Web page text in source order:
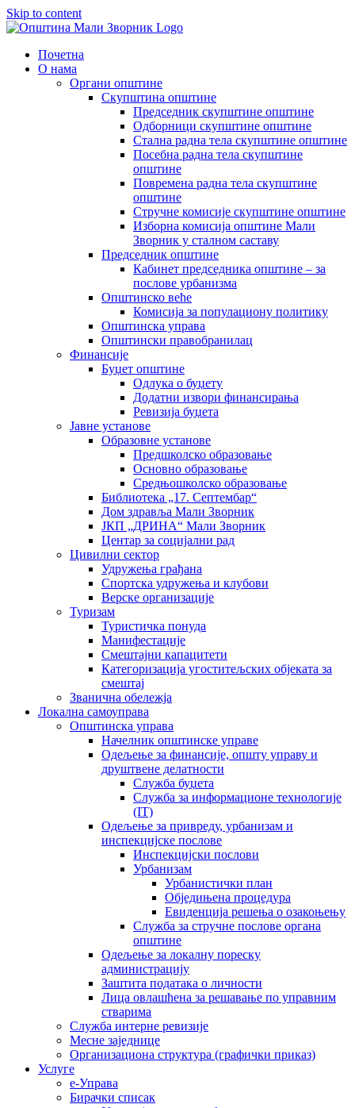
Skip to content
Почетна
О нама
Органи општине
Скупштина општине
Председник скупштине општине
Одборници скупштине општине
Стална радна тела скупштине општине
Посебна радна тела скупштине
општине
Повремена радна тела скупштине
општине
Стручне комисије скупштине општине
Изборна комисија општине Мали
Зворник у сталном саставу
Председник општине
Кабинет председника општине – за
послове урбанизма
Општинско веће
Комисија за популациону политику
Општинска управа
Општински правобранилац
Финансије
Буџет општине
Одлука о буџету
Додатни извори финансирања
Ревизија буџета
Јавне установе
Образовне установе
Предшколско образовање
Основно образовање
Средњошколско образовање
Библиотека „17. Септембар“
Дом здравља Мали Зворник
ЈКП „ДРИНА“ Мали Зворник
Центар за социјални рад
Цивилни сектор
Удружења грађана
Спортска удружења и клубови
Верске организације
Туризам
Туристичка понуда
Манифестације
Смештајни капацитети
Категоризација угоститељских објеката за
смештај
Званична обележја
Локална самоуправа
Општинска управа
Начелник општинске управе
Одељење за финансије, општу управу и
друштвене делатности
Служба буџета
Служба за информационе технологије
(IT)
Одељење за привреду, урбанизам и
инспекцијске послове
Инспекцијски послови
Урбанизам
Урбанистички план
Обједињена процедура
Евиденција решења о озакоњењу
Служба за стручне послове органа
општине
Одељење за локалну пореску
администрацију
Заштита података о личности
Лица овлашћена за решавање по управним
стварима
Служба интерне ревизије
Месне заједнице
Организациона структура (графички приказ)
Услуге
е-Управа
Бирачки списак